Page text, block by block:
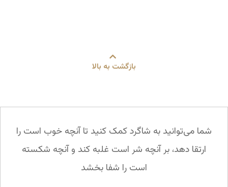
بازگشت به بالا
شما می‌توانید به شاگرد کمک کنید تا آنچه خوب است را
ارتقا دهد، بر آنچه شر است غلبه کند و آنچه شکسته
است را شفا بخشد